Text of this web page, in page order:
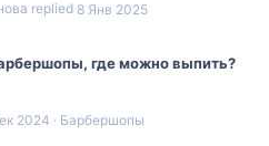
8 Янв 2025
где можно выпить?
Барбершопы
2024